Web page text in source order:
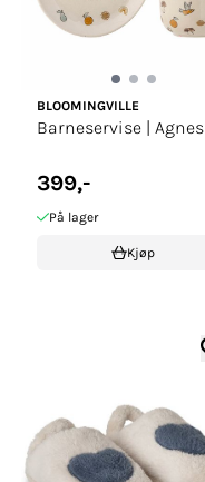
BLOOMINGVILLE
Barneservise | Agnes
399,-
På lager
Kjøp